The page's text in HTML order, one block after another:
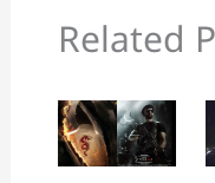
Related